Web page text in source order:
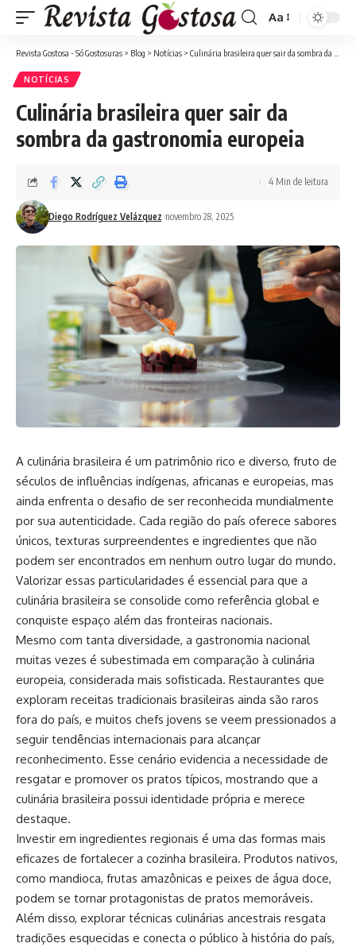
Font
Resizer
Aa
Revista Gostosa - Só Gostosuras > Blog > Notícias > Culinária brasileira quer sair da sombra da gastronomia europeia
NOTÍCIAS
Culinária brasileira quer sair da
sombra da gastronomia europeia
Diego Rodríguez Velázquez novembro 28, 2025
4 Min de leitura
A culinária brasileira é um patrimônio rico e diverso, fruto de
séculos de influências indígenas, africanas e europeias, mas
ainda enfrenta o desafio de ser reconhecida mundialmente
por sua autenticidade. Cada região do país oferece sabores
únicos, texturas surpreendentes e ingredientes que não
podem ser encontrados em nenhum outro lugar do mundo.
Valorizar essas particularidades é essencial para que a
culinária brasileira se consolide como referência global e
conquiste espaço além das fronteiras nacionais.
Mesmo com tanta diversidade, a gastronomia nacional
muitas vezes é subestimada em comparação à culinária
europeia, considerada mais sofisticada. Restaurantes que
exploram receitas tradicionais brasileiras ainda são raros
fora do país, e muitos chefs jovens se veem pressionados a
seguir tendências internacionais para alcançar
reconhecimento. Esse cenário evidencia a necessidade de
resgatar e promover os pratos típicos, mostrando que a
culinária brasileira possui identidade própria e merece
destaque.
Investir em ingredientes regionais é uma das formas mais
eficazes de fortalecer a cozinha brasileira. Produtos nativos,
como mandioca, frutas amazônicas e peixes de água doce,
podem se tornar protagonistas de pratos memoráveis.
Além disso, explorar técnicas culinárias ancestrais resgata
tradições esquecidas e conecta o público à história do país,